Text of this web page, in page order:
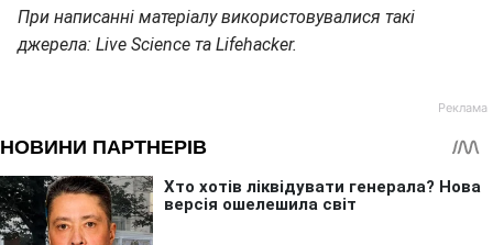
При написанні матеріалу використовувалися такі
джерела: Live Science та Lifehacker.